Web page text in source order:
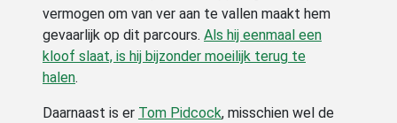
vermogen om van ver aan te vallen maakt hem
gevaarlijk op dit parcours. Als hij eenmaal een
kloof slaat, is hij bijzonder moeilijk terug te
halen.
Daarnaast is er Tom Pidcock, misschien wel de